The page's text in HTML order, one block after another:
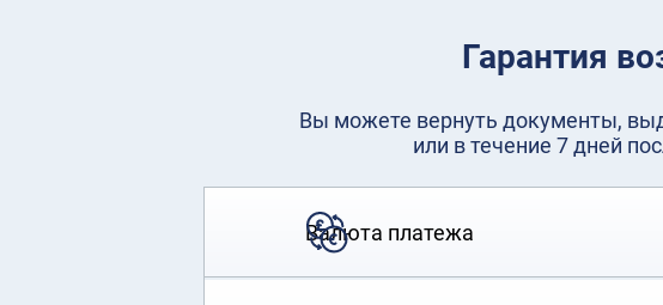
Гарантия
Вы можете вернуть документы,
или в течение 7 дней
Валюта платежа